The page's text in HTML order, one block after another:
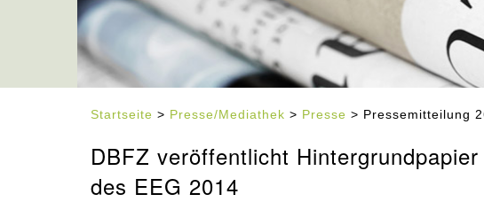
Startseite > Presse/Mediathek > Presse > Pressemitteilung
DBFZ veröffentlicht
des EEG 2014